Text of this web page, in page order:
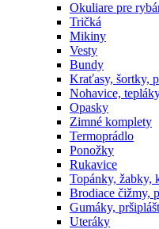
Okuliare pre
Tričká
Mikiny
Vesty
Bundy
Kraťasy, šortky,
Nohavice,
Opasky
Zimné komplety
Termoprádlo
Ponožky
Rukavice
Topánky, žabky,
Brodiace čižmy,
Gumáky,
Uteráky